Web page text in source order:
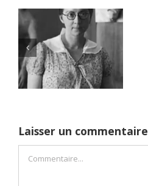
Netflix Field of
Dreams (1989)
Laisser un commentaire